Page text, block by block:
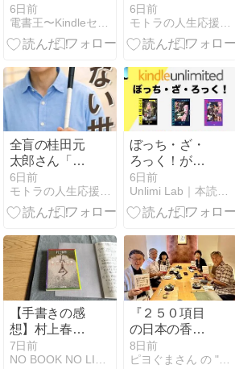
(8/4～)のフェ
ア一覧!!
「SAO」「狼
1000冊(8/13ま
で)
6日前
電書王〜Kindleセール情報の集まる場所〜
なたの知らな
い見えない世
界」を出版
6日前
モトラの人生応援メッセージ & 電子書籍出版応援道
全盲の桂田元
太郎さん「あ
なたの知らな
い見えない世
界」を出版
6日前
モトラの人生応援メッセージ & 電子書籍出版応援道
ぼっち・ざ・
ろっく！が
Kindle
Unlimitedで読
み放題！無料
数・あらす
じ・魅力を徹
底解説
6日前
Unlimi Lab｜本読み放題サブスクガイド
【手書きの感
想】村上春樹
『東京奇譚
集』の世界観
7日前
NO BOOK NO LIFE｜書評ブログ
『２５０項目
の日本の香
り』〜あ〜、
なるほど！、
8日前
ピヨぐまさん の "Good News"